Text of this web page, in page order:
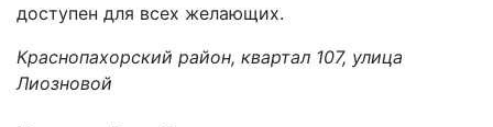
доступен для всех желающих.
Краснопахорский район, квартал 107, улица
Лиозновой